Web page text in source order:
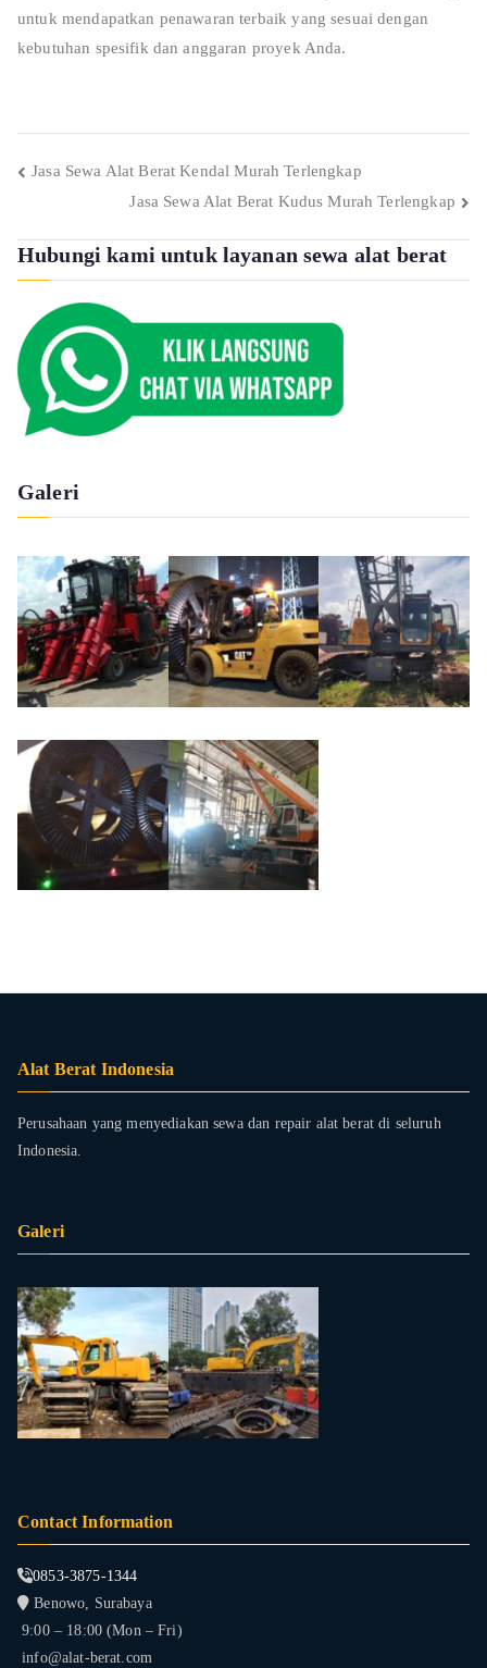
untuk mendapatkan penawaran terbaik yang sesuai dengan
kebutuhan spesifik dan anggaran proyek Anda.
Post
Jasa Sewa Alat Berat Kendal Murah Terlengkap
Jasa Sewa Alat Berat Kudus Murah Terlengkap
Hubungi kami untuk layanan sewa alat berat
Galeri
Alat Berat Indonesia
Perusahaan yang menyediakan sewa dan repair alat berat di seluruh
Indonesia.
Galeri
Contact Information
0853-3875-1344
Benowo, Surabaya
9:00 – 18:00 (Mon – Fri)
info@alat-berat.com